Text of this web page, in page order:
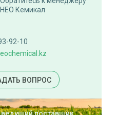
НЕО Кемикал
92-10
ВОПРОС